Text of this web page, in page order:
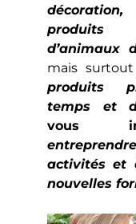
produits
d’animaux
mais
produits
temps et
vous
activités et
nouvelles